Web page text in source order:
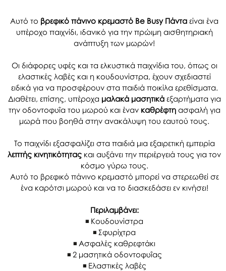
Αυτό το βρεφικό πάνινο κρεμαστό Be Busy Πάντα είναι ένα
υπέροχο παιχνίδι, ιδανικό για την πρώιμη αισθητηριακή
ανάπτυξη των μωρών!
Οι διάφορες υφές και τα ελκυστικά παιχνίδια του, όπως οι
ελαστικές λαβές και η κουδουνίστρα, έχουν σχεδιαστεί
ειδικά για να προσφέρουν στα παιδιά ποικίλα ερεθίσματα.
Διαθέτει, επίσης, υπέροχα μαλακά μασητικάεξαρτήματα για
την οδοντοφυΐα του μωρού και ένανκαθρέφτηασφαλή για
μωρά που βοηθά στην ανακάλυψη του εαυτού τους.
Το παιχνίδι εξασφαλίζει στα παιδιά μια εξαιρετική εμπειρία
λεπτής κινητικότητας και αυξάνει την περιέργειά τους για τον
κόσμο γύρω τους.
Αυτό το βρεφικό πάνινο κρεμαστό μπορεί να στερεωθεί σε
ένα καρότσι μωρού και να το διασκεδάσει εν κινήσει!
Περιλαμβάνει:
Κουδουνίστρα
Σφυρίχτρα
Ασφαλές καθρεφτάκι
2 μασητικά οδοντοφυΐας
Ελαστικές λαβές